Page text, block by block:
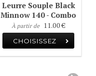
Leurre Souple Black
Minnow 140 - Combo
À partir de 11.00 €
CHOISISSEZ